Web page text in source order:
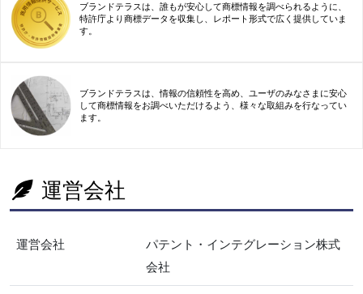
ブランドテラスは、誰もが安心して商標情報を調べられるように、
特許庁より商標データを収集し、レポート形式で広く提供していま
す。
ブランドテラスは、情報の信頼性を高め、ユーザのみなさまに安心
して商標情報をお調べいただけるよう、様々な取組みを行なってい
ます。
運営会社
運営会社
パテント・インテグレーション株式
会社